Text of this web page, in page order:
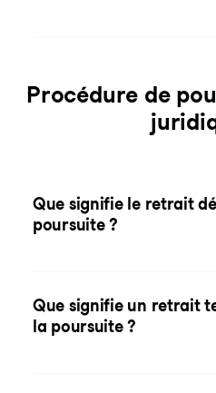
Procédure de
Que signifie le retrait
poursuite ?
Que signifie un retrait
la poursuite ?